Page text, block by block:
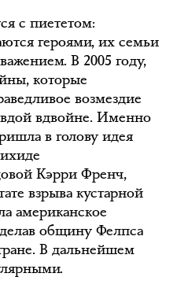
с пиететом:
героями, их семьи
В 2005 году,
которые
возмездие
вдвойне. Именно
в голову идея
Кэрри Френч,
взрыва кустарной
американское
общину Фелпса
В дальнейшем